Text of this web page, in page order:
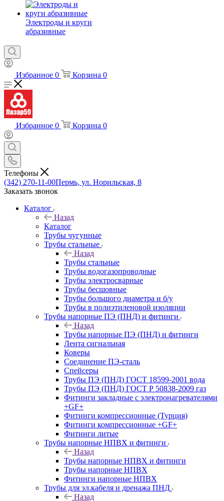
Электроды и круги
абразивные
Избранное 0 Корзина 0
Избранное 0 Корзина 0
Телефоны
(342) 270-11-00Пермь, ул. Норильская, 8
Заказать звонок
Каталог
Назад
Каталог
Трубы чугунные
Трубы стальные
Назад
Трубы стальные
Трубы водогазопроводные
Трубы электросварные
Трубы бесшовные
Трубы большого диаметра и б/у
Трубы в полиэтиленовой изоляции
Трубы напорные ПЭ (ПНД) и фитинги
Назад
Трубы напорные ПЭ (ПНД) и фитинги
Лента сигнальная
Коверы
Соединение ПЭ-сталь
Спейсеры
Трубы ПЭ (ПНД) ГОСТ 18599-2001 вода
Трубы ПЭ (ПНД) ГОСТ Р 50838-2009 газ
Фитинги закладные с электронагревателями
+GF+
Фитинги компрессионные (Турция)
Фитинги компрессионные +GF+
Фитинги литые
Трубы напорные НПВХ и фитинги
Назад
Трубы напорные НПВХ и фитинги
Трубы напорные НПВХ
Фитинги напорные НПВХ
Трубы для эл.кабеля и дренажа ПНД
Назад